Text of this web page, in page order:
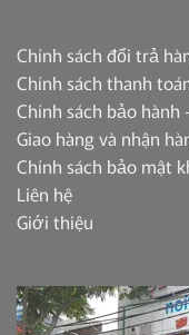
Chính sách đổi trả
Chính sách thanh
Chính sách bảo hành
Giao hàng và nhận
Chính sách bảo mật
Liên hệ
Giới thiệu